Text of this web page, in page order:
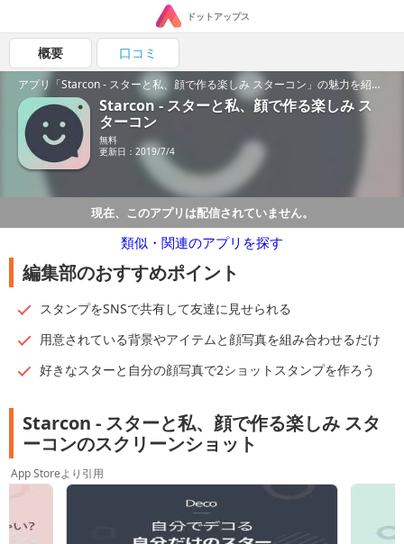
ドットアップス
概要 口コミ
アプリ「Starcon - スターと私、顔で作る楽しみ スターコン」の魅力を紹介！
Starcon - スターと私、顔で作る楽しみ ス
ターコン
無料
更新日：2019/7/4
現在、このアプリは配信されていません。
類似・関連のアプリを探す
編集部のおすすめポイント
スタンプをSNSで共有して友達に見せられる
用意されている背景やアイテムと顔写真を組み合わせるだけ
好きなスターと自分の顔写真で2ショットスタンプを作ろう
Starcon - スターと私、顔で作る楽しみ スタ
ーコンのスクリーンショット
App Storeより引用